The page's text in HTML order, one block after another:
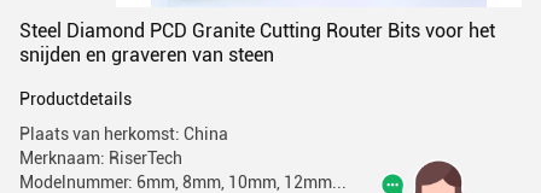
Steel Diamond PCD Granite Cutting Router Bits voor het
snijden en graveren van steen
Productdetails
Plaats van herkomst: China
Merknaam: RiserTech
Modelnummer: 6mm, 8mm, 10mm, 12mm...